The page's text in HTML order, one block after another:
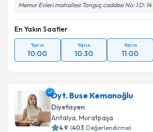
Memur Evleri mahallesi Tonguç caddesi No: 1 D:
En Yakın Saatler
Yarın
10:00
Yarın
10:30
Yarın
11:00
Dyt. Buse Kemanoğlu
Diyetisyen
Antalya, Muratpaşa
4.9 (403 Değerlendirme)